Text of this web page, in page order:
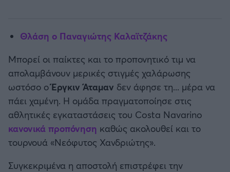
Θλάση ο Παναγιώτης Καλαϊτζάκης
Μπορεί οι παίκτες και το προπονητικό τιμ να
απολαμβάνουν μερικές στιγμές χαλάρωσης
ωστόσο οΈργκιν Άταμαν δεν άφησε τη... μέρα να
πάει χαμένη. Η ομάδα πραγματοποίησε στις
αθλητικές εγκαταστάσεις του Costa Navarino
κανονικά προπόνηση καθώς ακολουθεί και το
τουρνουά «Νεόφυτος Χανδριώτης».
Συγκεκριμένα η αποστολή επιστρέφει την